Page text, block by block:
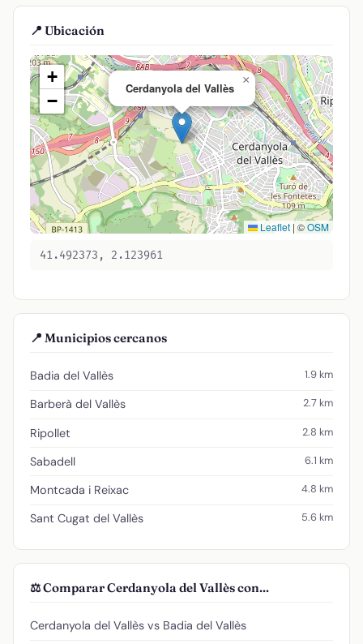
📍 Ubicación
Cerdanyola del Vallès
×
+
−
Leaflet | ©OSM
41.492373, 2.123961
📍 Municipios cercanos
Badia del Vallès 1.9 km
Barberà del Vallès 2.7 km
Ripollet 2.8 km
Sabadell 6.1 km
Montcada i Reixac 4.8 km
Sant Cugat del Vallès 5.6 km
⚖️ Comparar Cerdanyola del Vallès con...
Cerdanyola del Vallès vs Badia del Vallès